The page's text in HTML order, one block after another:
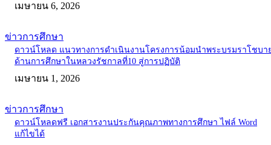
เมษายน 6, 2026
ข่าวการศึกษา
ดาวน์โหลด แนวทางการดำเนินงานโครงการน้อมนำพระบรมราโชบา
ด้านการศึกษาในหลวงรัชกาลที่10 สู่การปฏิบัติ
เมษายน 1, 2026
ข่าวการศึกษา
ดาวน์โหลดฟรี เอกสารงานประกันคุณภาพทางการศึกษา ไฟล์ Word
แก้ไขได้